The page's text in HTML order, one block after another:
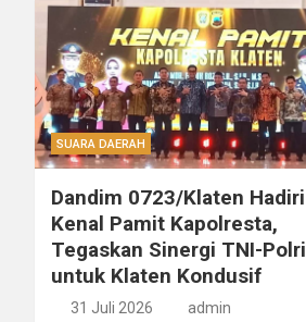
SUARA DAERAH
Dandim 0723/Klaten Hadiri
Kenal Pamit Kapolresta,
Tegaskan Sinergi TNI-Polri
untuk Klaten Kondusif
31 Juli 2026 admin